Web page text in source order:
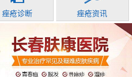
痤疮诊断 痤疮资讯